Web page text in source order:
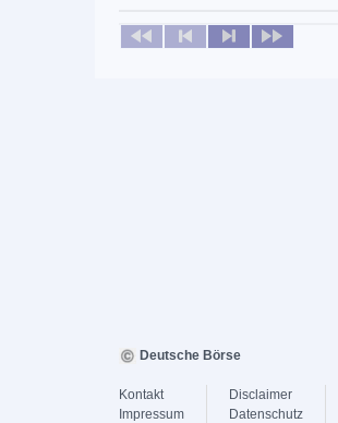
Keine News verfügbar
Deutsche Börse
Kontakt
Impressum
Disclaimer
Datenschutz